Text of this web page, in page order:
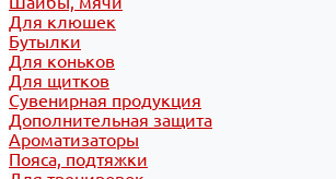
Для клюшек
Бутылки
Для коньков
Для щитков
Сувенирная продукция
Дополнительная защита
Ароматизаторы
Пояса, подтяжки